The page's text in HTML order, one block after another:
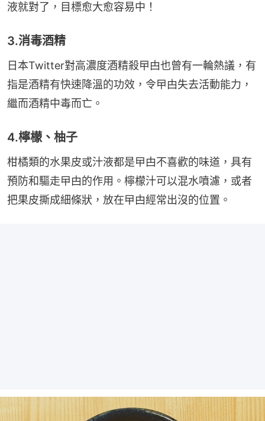
液就對了，目標愈大愈容易中！
3.消毒酒精
日本Twitter對高濃度酒精殺曱甴也曾有一輪熱議，有
指是酒精有快速降溫的功效，令曱甴失去活動能力，
繼而酒精中毒而亡。
4.檸檬、柚子
柑橘類的水果皮或汁液都是曱甴不喜歡的味道，具有
預防和驅走曱甴的作用。檸檬汁可以混水噴濾，或者
把果皮撕成細條狀，放在曱甴經常出沒的位置。